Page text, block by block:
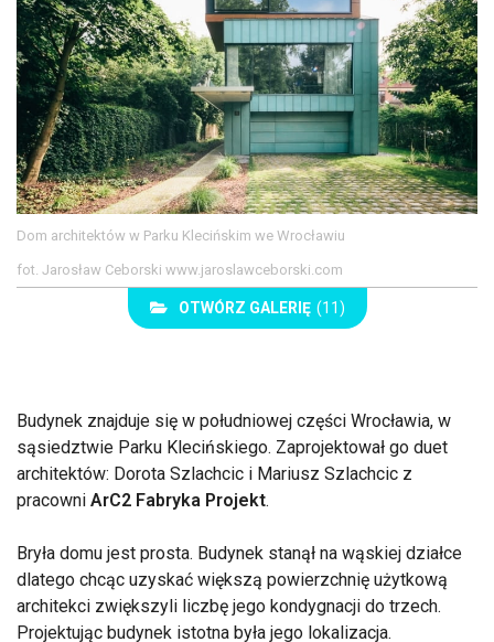
Dom architektów w Parku Klecińskim we Wrocławiu
fot. Jarosław Ceborski www.jaroslawceborski.com
OTWÓRZ GALERIĘ (11)
Budynek znajduje się w południowej części Wrocławia, w
sąsiedztwie Parku Klecińskiego. Zaprojektował go duet
architektów: Dorota Szlachcic i Mariusz Szlachcic z
pracowni ArC2 Fabryka Projekt.
Bryła domu jest prosta. Budynek stanął na wąskiej działce
dlatego chcąc uzyskać większą powierzchnię użytkową
architekci zwiększyli liczbę jego kondygnacji do trzech.
Projektując budynek istotna była jego lokalizacja.